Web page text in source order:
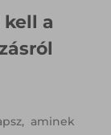
a
aminek